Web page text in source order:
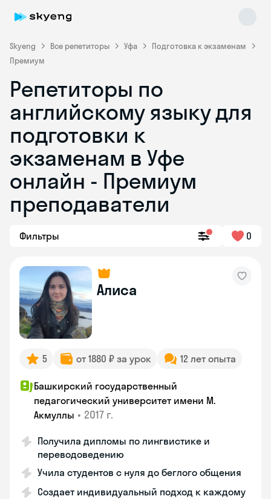
Skyeng Все репетиторы Уфа
Подготовка к экзаменам
Премиум
Репетиторы по
английскому языку для
подготовки к
экзаменам в Уфе
онлайн - Премиум
преподаватели
Фильтры 0
Алиса
5 от 1880 ₽ за урок 12 лет опыта
Башкирский государственный
педагогический университет имени М.
Акмуллы • 2017 г.
Получила дипломы по лингвистике и
переводоведению
Учила студентов с нуля до беглого общения
Создает индивидуальный подход к каждому
Skyeng Chat